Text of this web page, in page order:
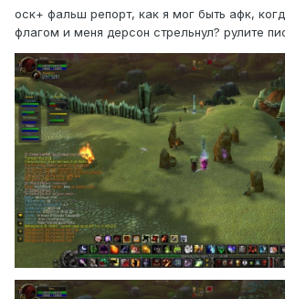
оск+ фальш репорт, как я мог быть афк,
флагом и меня дерсон стрельнул? рулите